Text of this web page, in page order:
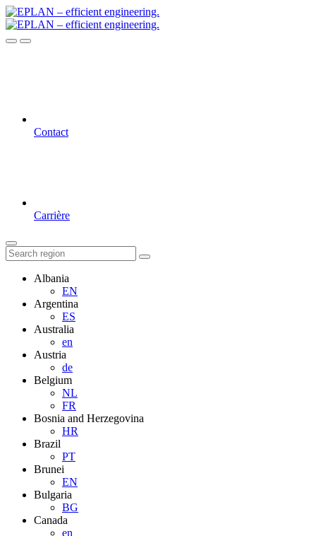
Contact
Carrière
Albania
EN
Argentina
ES
Australia
en
Austria
de
Belgium
NL
FR
Bosnia and Herzegovina
HR
Brazil
PT
Brunei
EN
Bulgaria
BG
Canada
en